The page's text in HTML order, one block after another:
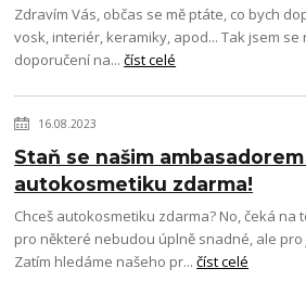
Zdravím Vás, občas se mě ptáte, co bych
vosk, interiér, keramiky, apod... Tak jsem
doporučení na...číst celé
16.08.2023
Staň se našim
autokosmetiku zdarma!
Chceš autokosmetiku zdarma? No, čeká
pro některé nebudou úplně snadné, ale
Zatím hledáme našeho pr...číst celé